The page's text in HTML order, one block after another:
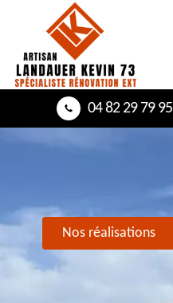
04 82 29 79 95
Nos réalisations